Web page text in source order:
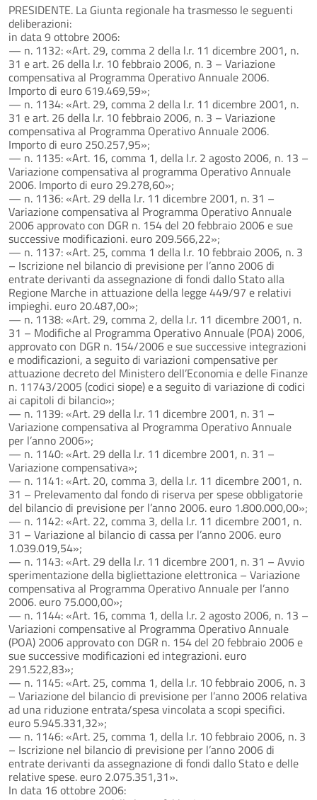
PRESIDENTE. La Giunta regionale ha trasmesso le seguenti
deliberazioni:
in data 9 ottobre 2006:
— n. 1132: «Art. 29, comma 2 della l.r. 11 dicembre 2001, n.
31 e art. 26 della l.r. 10 febbraio 2006, n. 3 – Variazione
compensativa al Programma Operativo Annuale 2006.
Importo di euro 619.469,59»;
— n. 1134: «Art. 29, comma 2 della l.r. 11 dicembre 2001, n.
31 e art. 26 della l.r. 10 febbraio 2006, n. 3 – Variazione
compensativa al Programma Operativo Annuale 2006.
Importo di euro 250.257,95»;
— n. 1135: «Art. 16, comma 1, della l.r. 2 agosto 2006, n. 13 –
Variazione compensativa al programma Operativo Annuale
2006. Importo di euro 29.278,60»;
— n. 1136: «Art. 29 della l.r. 11 dicembre 2001, n. 31 –
Variazione compensativa al Programma Operativo Annuale
2006 approvato con DGR n. 154 del 20 febbraio 2006 e sue
successive modificazioni. euro 209.566,22»;
— n. 1137: «Art. 25, comma 1 della l.r. 10 febbraio 2006, n. 3
– Iscrizione nel bilancio di previsione per l’anno 2006 di
entrate derivanti da assegnazione di fondi dallo Stato alla
Regione Marche in attuazione della legge 449/97 e relativi
impieghi. euro 20.487,00»;
— n. 1138: «Art. 29, comma 2, della l.r. 11 dicembre 2001, n.
31 – Modifiche al Programma Operativo Annuale (POA) 2006,
approvato con DGR n. 154/2006 e sue successive integrazioni
e modificazioni, a seguito di variazioni compensative per
attuazione decreto del Ministero dell’Economia e delle Finanze
n. 11743/2005 (codici siope) e a seguito di variazione di codici
ai capitoli di bilancio»;
— n. 1139: «Art. 29 della l.r. 11 dicembre 2001, n. 31 –
Variazione compensativa al Programma Operativo Annuale
per l’anno 2006»;
— n. 1140: «Art. 29 della l.r. 11 dicembre 2001, n. 31 –
Variazione compensativa»;
— n. 1141: «Art. 20, comma 3, della l.r. 11 dicembre 2001, n.
31 – Prelevamento dal fondo di riserva per spese obbligatorie
del bilancio di previsione per l’anno 2006. euro 1.800.000,00»;
— n. 1142: «Art. 22, comma 3, della l.r. 11 dicembre 2001, n.
31 – Variazione al bilancio di cassa per l’anno 2006. euro
1.039.019,54»;
— n. 1143: «Art. 29 della l.r. 11 dicembre 2001, n. 31 – Avvio
sperimentazione della bigliettazione elettronica – Variazione
compensativa al Programma Operativo Annuale per l’anno
2006. euro 75.000,00»;
— n. 1144: «Art. 16, comma 1, della l.r. 2 agosto 2006, n. 13 –
Variazioni compensative al Programma Operativo Annuale
(POA) 2006 approvato con DGR n. 154 del 20 febbraio 2006 e
sue successive modificazioni ed integrazioni. euro
291.522,83»;
— n. 1145: «Art. 25, comma 1, della l.r. 10 febbraio 2006, n. 3
– Variazione del bilancio di previsione per l’anno 2006 relativa
ad una riduzione entrata/spesa vincolata a scopi specifici.
euro 5.945.331,32»;
— n. 1146: «Art. 25, comma 1, della l.r. 10 febbraio 2006, n. 3
– Iscrizione nel bilancio di previsione per l’anno 2006 di
entrate derivanti da assegnazione di fondi dallo Stato e delle
relative spese. euro 2.075.351,31».
In data 16 ottobre 2006: